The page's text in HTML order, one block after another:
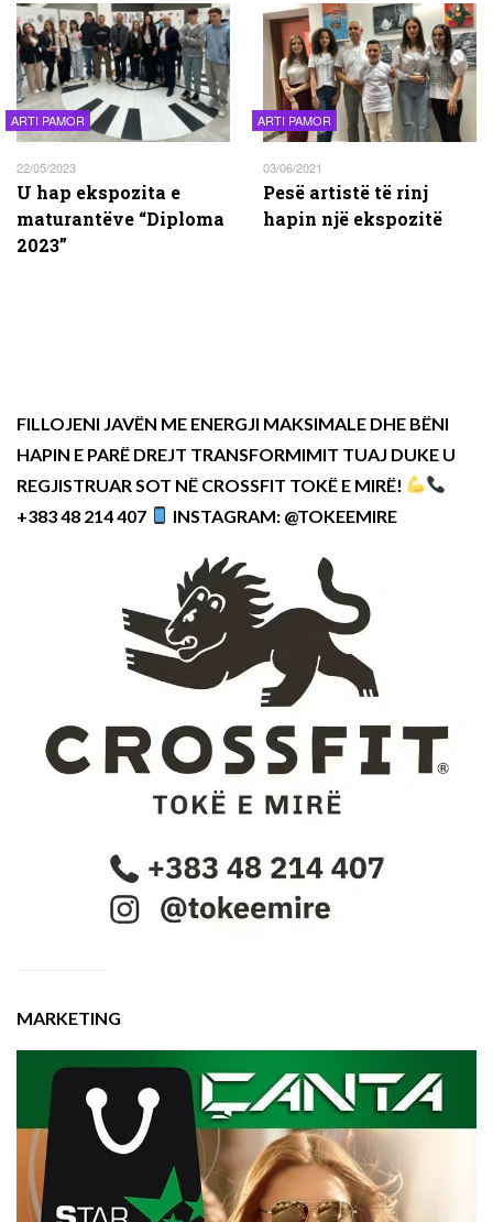
ARTI PAMOR
22/05/2023
U hap ekspozita e
maturantëve “Diploma
2023”
ARTI PAMOR
03/06/2021
Pesë artistë të rinj
hapin një ekspozitë
FILLOJENI JAVËN ME ENERGJI MAKSIMALE DHE BËNI
HAPIN E PARË DREJT TRANSFORMIMIT TUAJ DUKE U
REGJISTRUAR SOT NË CROSSFIT TOKË E MIRË!
+383 48 214 407
INSTAGRAM: @TOKEEMIRE
MARKETING